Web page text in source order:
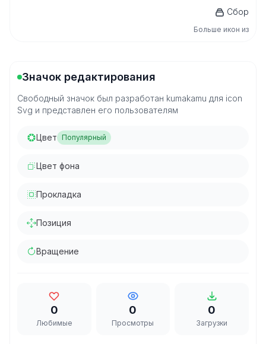
Сбор
Больше икон из
Значок редактирования
Свободный значок был разработан kumakamu для icon
Svg и представлен его пользователям
Цвет Популярный
Цвет фона
Прокладка
Позиция
Вращение
0
Любимые
0
Просмотры
0
Загрузки